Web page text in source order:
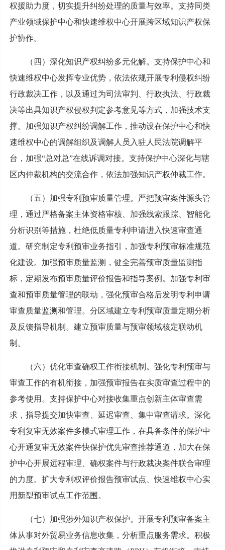
权援助力度，切实提升纠纷处理的质量与效率。支持同类
产业领域保护中心和快速维权中心开展跨区域知识产权保
护协作。
（四）深化知识产权纠纷多元化解。支持保护中心和
快速维权中心发挥专业优势，依法依规开展专利侵权纠纷
行政裁决工作，以及通过为司法审判、行政执法、行政裁
决等出具知识产权侵权判定参考意见等方式，加强技术支
撑。加强知识产权纠纷调解工作，推动设在保护中心和快
速维权中心的调解组织及调解人员入驻人民法院调解平
台，加强“总对总”在线诉调对接。支持保护中心深化与辖
区内仲裁机构的交流合作，依法加强知识产权仲裁工作。
（五）加强专利预审质量管理。严把预审案件源头管
理，通过严格备案主体资格审核、加强线索跟踪、智能化
分析识别等措施，杜绝低质量专利申请进入快速审查通
道。研究制定专利预审业务指引，加强专利预审标准规范
化建设。加强预审质量监测，健全完善预审质量监测指
标，定期发布预审质量评价报告和指导案例。加强专利审
查和预审质量管理的联动，强化预审合格后发明专利申请
审查质量监测和管理。分区域建立专利预审质量定期分析
及反馈指导机制。建立预审质量与预审领域核定联动机
制。
（六）优化审查确权工作衔接机制。强化专利预审与
审查工作的有机衔接，加强预审报告在实质审查过程中的
参考使用。支持保护中心对接收集重点创新主体审查需
求，指导提交加快审查、延迟审查、集中审查请求。深化
专利复审无效案件多模式审理工作，在具备条件的保护中
心开通复审无效案件快保护优先审查推荐通道，加大在保
护中心开展远程审理、确权案件与行政裁决案件联合审理
的力度。扩大专利权评价报告预审试点、快速维权中心实
用新型预审试点工作范围。
（七）加强涉外知识产权保护。开展专利预审备案主
体从事对外贸易业务信息收集，分析重点服务需求。积极